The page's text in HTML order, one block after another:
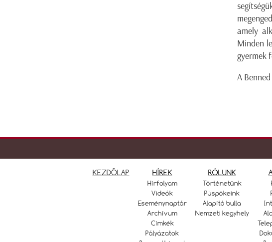
amely
Minden
gyermek
A
KEZDŐLAP HÍREK
Hírfolyam
Videók
Eseménynaptár
Archívum
Címkék
Pályázatok
RÓLUNK
Történetünk
Püspökeink
Alapító bulla
Nemzeti kegyhely